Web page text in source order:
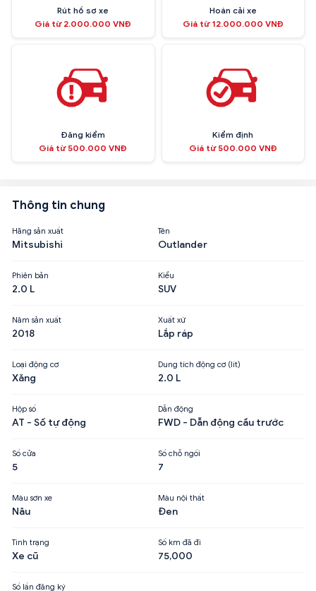
Rút hồ sơ xe
Giá từ 2.000.000 VNĐ
Hoán cải xe
Giá từ 12.000.000 VNĐ
Đăng kiểm
Giá từ 500.000 VNĐ
Kiểm định
Giá từ 500.000 VNĐ
Thông tin chung
Hãng sản xuất
Mitsubishi
Tên
Outlander
Phiên bản
2.0 L
Kiểu
SUV
Năm sản xuất
2018
Xuất xứ
Lắp ráp
Loại động cơ
Xăng
Dung tích động cơ (lít)
2.0 L
Hộp số
AT - Số tự động
Dẫn động
FWD - Dẫn động cầu trước
Số cửa
5
Số chỗ ngồi
7
Màu sơn xe
Nâu
Màu nội thất
Đen
Tình trạng
Xe cũ
Số km đã đi
75,000
Số lần đăng ký